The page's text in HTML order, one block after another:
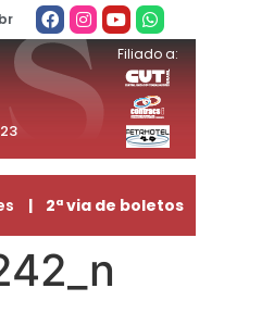
Filiado a:
| 2ª via de boletos